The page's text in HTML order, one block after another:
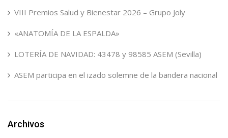
VIII Premios Salud y Bienestar 2026 – Grupo Joly
«ANATOMÍA DE LA ESPALDA»
LOTERÍA DE NAVIDAD: 43478 y 98585 ASEM (Sevilla)
ASEM participa en el izado solemne de la bandera nacional
Archivos